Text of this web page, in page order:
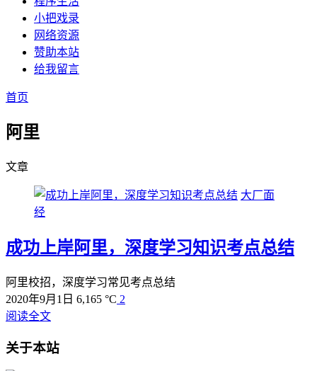
小把戏录
网络资源
赞助本站
给我留言
首页
阿里
文章
大厂面
经
成功上岸阿里，深度学习知识考点总结
阿里校招，深度学习常见考点总结
2020年9月1日 6,165 °C 2
阅读全文
关于本站